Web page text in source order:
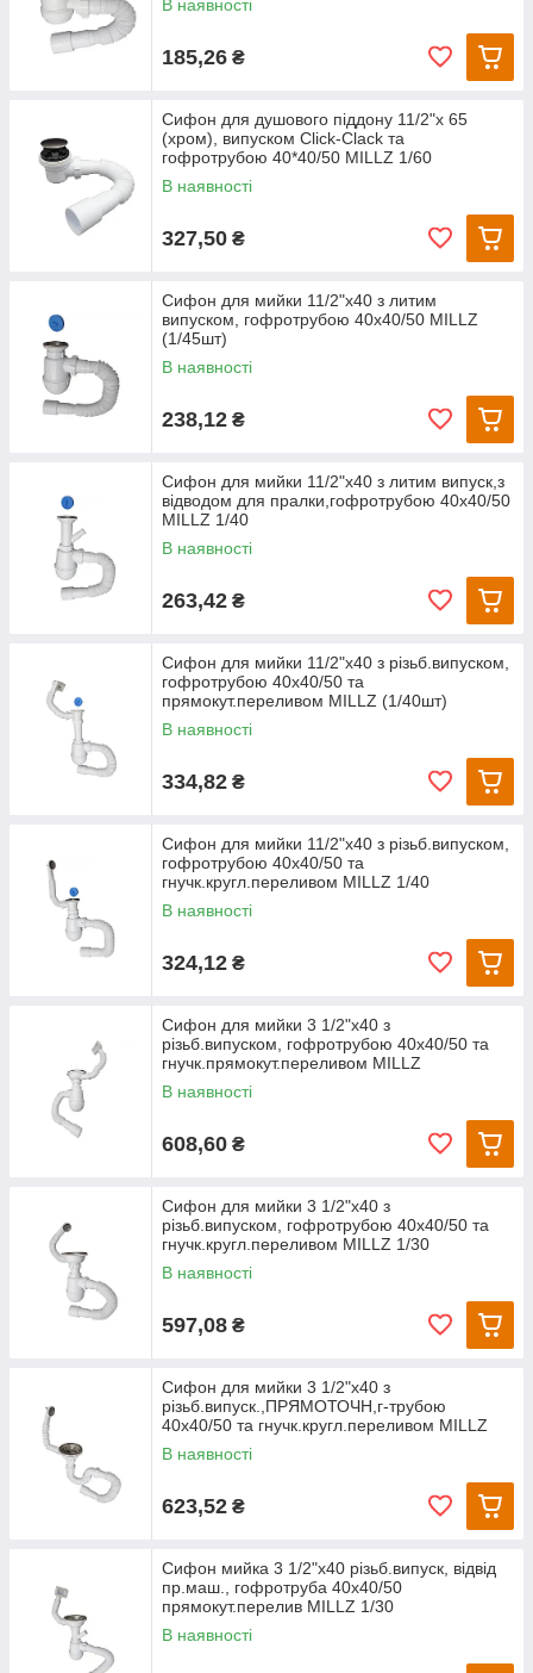
В наявності
185,26 ₴
Сифон для душового піддону 11/2"х 65
(хром), випуском Сlick-Сlack та
гофротрубою 40*40/50 MILLZ 1/60
В наявності
327,50 ₴
Сифон для мийки 11/2"х40 з литим
випуском, гофротрубою 40х40/50 MILLZ
(1/45шт)
В наявності
238,12 ₴
Сифон для мийки 11/2"х40 з литим випуск,з
відводом для пралки,гофротрубою 40х40/50
MILLZ 1/40
В наявності
263,42 ₴
Сифон для мийки 11/2"х40 з різьб.випуском,
гофротрубою 40х40/50 та
прямокут.переливом MILLZ (1/40шт)
В наявності
334,82 ₴
Сифон для мийки 11/2"х40 з різьб.випуском,
гофротрубою 40х40/50 та
гнучк.кругл.переливом MILLZ 1/40
В наявності
324,12 ₴
Сифон для мийки 3 1/2"х40 з
різьб.випуском, гофротрубою 40х40/50 та
гнучк.прямокут.переливом MILLZ
В наявності
608,60 ₴
Сифон для мийки 3 1/2"х40 з
різьб.випуском, гофротрубою 40х40/50 та
гнучк.кругл.переливом MILLZ 1/30
В наявності
597,08 ₴
Сифон для мийки 3 1/2"х40 з
різьб.випуск.,ПРЯМОТОЧН,г-трубою
40х40/50 та гнучк.кругл.переливом MILLZ
В наявності
623,52 ₴
Сифон мийка 3 1/2"х40 різьб.випуск, відвід
пр.маш., гофротруба 40х40/50
прямокут.перелив MILLZ 1/30
В наявності